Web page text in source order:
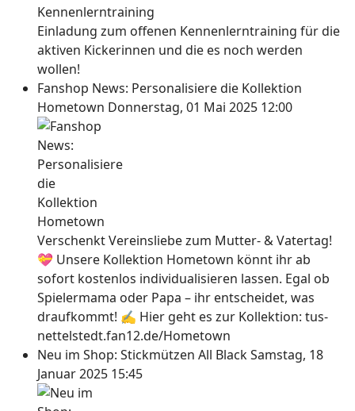
Einladung zum offenen Kennenlerntraining für die
aktiven Kickerinnen und die es noch werden
wollen!
Fanshop News: Personalisiere die Kollektion
Hometown Donnerstag, 01 Mai 2025 12:00
Verschenkt Vereinsliebe zum Mutter- & Vatertag!
💝 Unsere Kollektion Hometown könnt ihr ab
sofort kostenlos individualisieren lassen. Egal ob
Spielermama oder Papa – ihr entscheidet, was
draufkommt! ✍ Hier geht es zur Kollektion: tus-
nettelstedt.fan12.de/Hometown
Neu im Shop: Stickmützen All BlackSamstag, 18
Januar 2025 15:45